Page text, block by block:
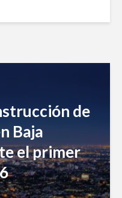
de
Baja
el primer